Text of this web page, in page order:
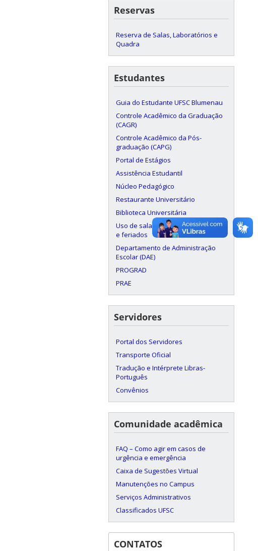
Reservas
Reserva de Salas, Laboratórios e
Quadra
Estudantes
Guia do Estudante UFSC Blumenau
Controle Acadêmico da Graduação
(CAGR)
Controle Acadêmico da Pós-
graduação (CAPG)
Portal de Estágios
Assistência Estudantil
Núcleo Pedagógico
Restaurante Universitário
Biblioteca Universitária
Uso de salas aos finais de semana
e feriados
Departamento de Administração
Escolar (DAE)
PROGRAD
PRAE
Servidores
Portal dos Servidores
Transporte Oficial
Tradução e Intérprete Libras-
Português
Convênios
Comunidade acadêmica
FAQ – Como agir em casos de
urgência e emergência
Caixa de Sugestões Virtual
Manutenções no Campus
Serviços Administrativos
Classificados UFSC
CONTATOS